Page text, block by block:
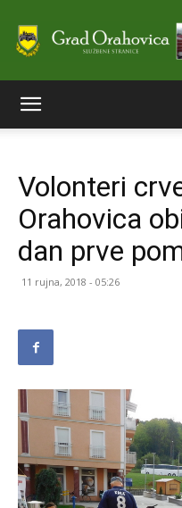
Volonteri
Orahovica
dan prve
11 rujna, 2018 - 05:26